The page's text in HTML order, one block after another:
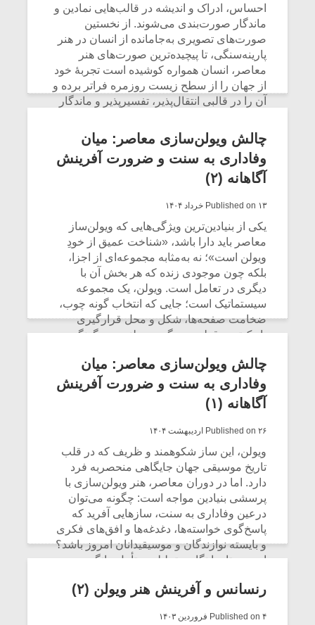
احساس، ادراک و اندیشه در قالب‌هایی نمادین و
ماندگار صورت‌بندی می‌شوند. از نخستین
صورت‌های تصویری به‌جا‌مانده از انسان در هنر
پارینه‌سنگی، تا پیچیده‌ترین صورت‌های هنر
معاصر، انسان همواره کوشیده است تجربهٔ خود
از جهان را از سطح زیست روزمره فراتر برده و
آن را در قالبی انتقال‌پذیر، تفسیرپذیر و ماندگار
زیباشناختی نیست، بلکه صورتی از تجسد تجربهٔ
انسانی است که در آن زمان، بدن، ماده و آگاهی
در پیوندی ژرف و درهم‌تنیده به یکدیگر می‌رسند.
چالش ویولن‌سازی معاصر: میان
وفاداری به سنت و ضرورت آفرینش
آگاهانه (۲)
Published on ۱۳ خرداد ۱۴۰۴
یکی از بنیادین‌ترین ویژگی‌هایی که ویولن‌ساز
معاصر باید دارا باشد، «شناخت عمیق از خودِ
ویولن است»؛ نه به‌مثابه مجموعه‌ای از اجزا،
بلکه چون موجودی زنده که هر بخش آن با
دیگری در تعامل است. ویولن، یک مجموعه
سیستماتیک است؛ جایی که انتخاب گونه چوب،
ضخامت صفحه‌ها، شکل و محل قرارگیری
باریک‌ترین قطعه، همگی در طنین و چگونگی
CONTINUE READING
چالش ویولن‌سازی معاصر: میان
وفاداری به سنت و ضرورت آفرینش
آگاهانه (۱)
Published on ۲۶ اردیبهشت ۱۴۰۴
ویولن، این ساز شکوهمند و ظریف که در قلب
تاریخ موسیقی جهان جایگاهی منحصربه ‌فرد
دارد. اما در دوران معاصر، هنر ویولن‌سازی با
پرسشی بنیادین مواجه است: چگونه می‌توان
درعین وفاداری به سنت، سازهایی آفرید که
پاسخ‌گوی خواسته‌ها، دغدغه‌ها و افق‌های فکری
و بایسته نوازندگان و موسیقیدانان امروز باشد؟
این جستار با نگاهی تحلیلی و تأمل‌برانگیز، به
سنت‌های دیرینه و ضرورت‌های علمی و هنری
ویولن، نه‌تنها باید آگاه به تاریخ و تکنیک باشد، بلکه
رنسانس و آفرینش هنر ویولن (۲)
Published on ۴ فروردین ۱۴۰۳
میکلوش روژا
یادداشتی بر موسیقی
متن فیلم «متری
شیش و نیم»
مشهورترین باشی،
بدنام ترین باش